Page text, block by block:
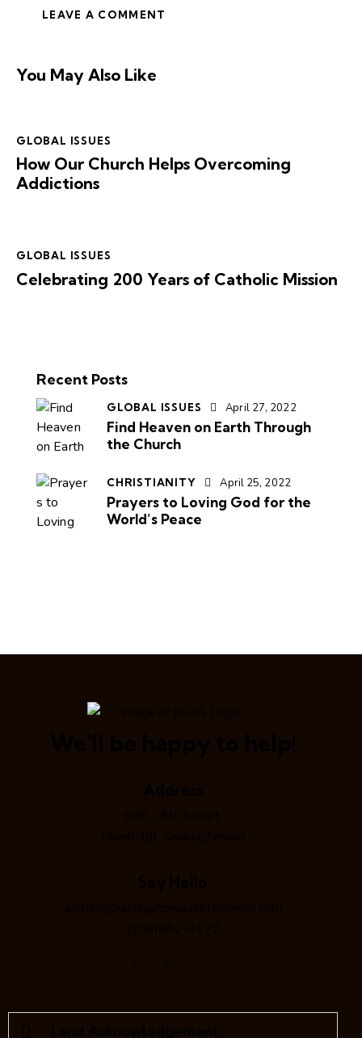
You May Also Like
GLOBAL ISSUES
How Our Church Helps Overcoming
Addictions
GLOBAL ISSUES
Celebrating 200 Years of Catholic Mission
Recent Posts
GLOBAL ISSUES April 27, 2022
Find Heaven on Earth Through
the Church
CHRISTIANITY April 25, 2022
Prayers to Loving God for the
World’s Peace